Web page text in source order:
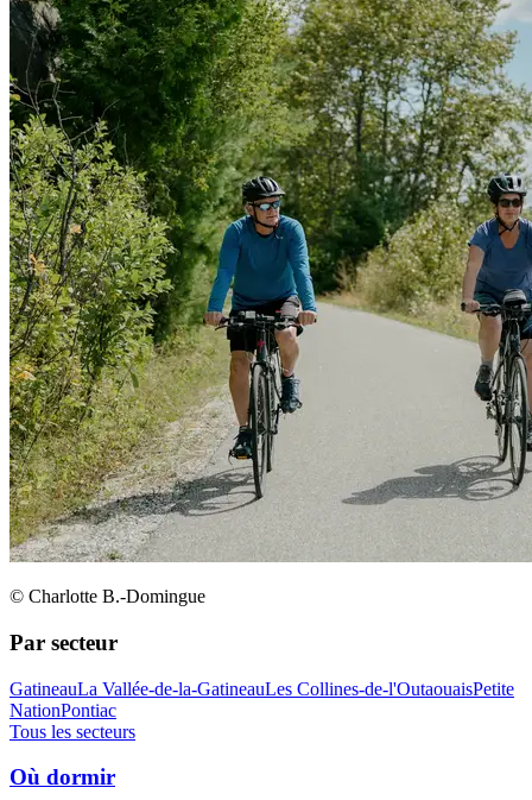
© Charlotte B.-Domingue
Par secteur
GatineauLa Vallée-de-la-GatineauLes Collines-de-l'OutaouaisPetite
NationPontiac
Tous les secteurs
Où dormir